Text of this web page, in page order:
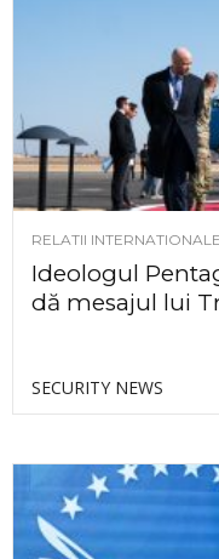
RELATII INTERNATIONALE
Ideologul
dă mesajul lui
SECURITY NEWS